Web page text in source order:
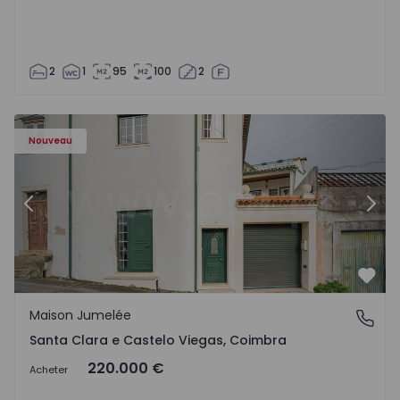
2 1 95 100 2
Nouveau
Précédent
Santa Clara e Castelo Viegas, Coimbra
Maison Jumelée
Santa Clara e Castelo Viegas, Coimbra
Acheter 220.000 €